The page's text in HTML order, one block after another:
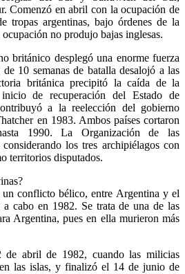
Comenzó en abril con la ocupación de
tropas argentinas, bajo órdenes de la
no produjo bajas inglesas.
británico desplegó una enorme fuerza
10 semanas de batalla desalojó a las
británica precipitó la caída de la
de recuperación del Estado de
a la reelección del gobierno
en 1983. Ambos países cortaron
1990.​ La Organización de las
los tres archipiélagos con
territorios disputados.
conflicto bélico, entre Argentina y el
cabo en 1982. Se trata de una de las
Argentina, pues en ella murieron más
de abril de 1982, cuando las milicias
en las islas, y finalizó el 14 de junio de